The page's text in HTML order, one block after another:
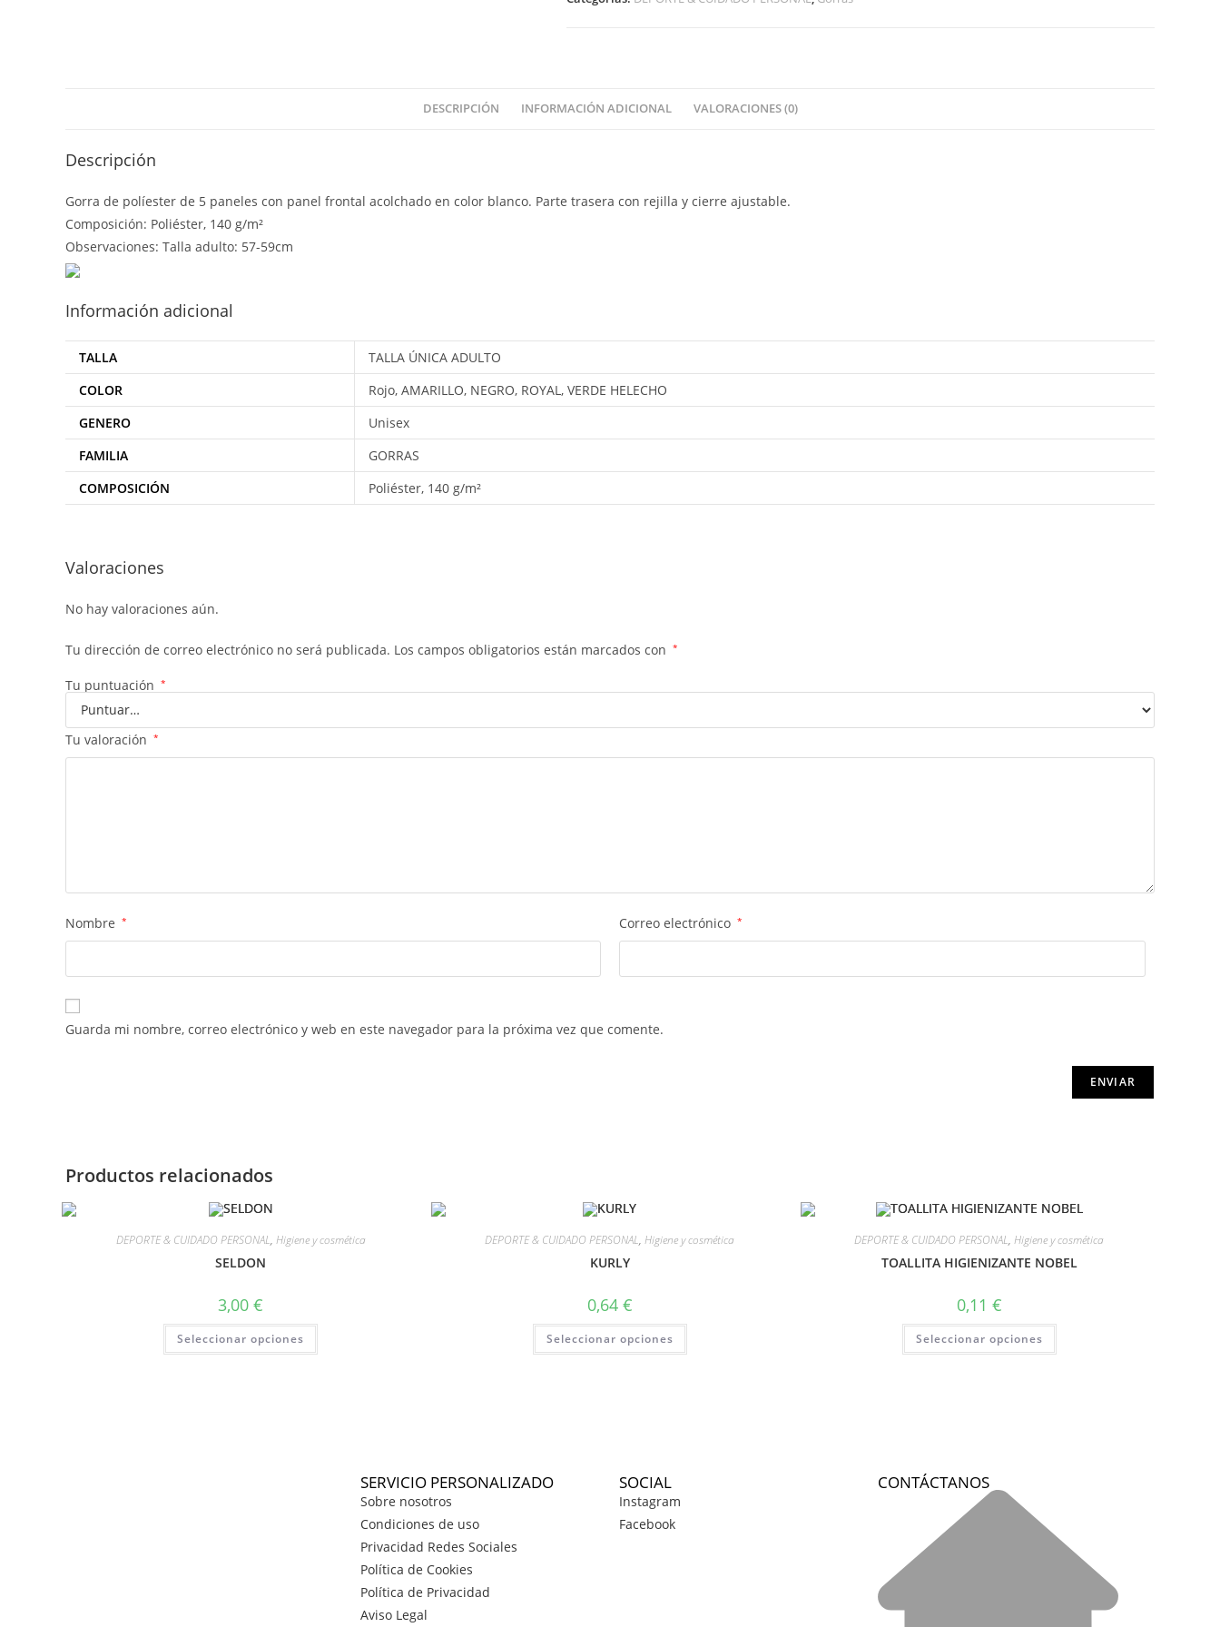
DESCRIPCIÓN INFORMACIÓN ADICIONAL VALORACIONES (0)
Descripción
Gorra de políester de 5 paneles con panel frontal acolchado en color blanco. Parte trasera con rejilla y cierre ajustable.
Composición: Poliéster, 140 g/m²
Observaciones: Talla adulto: 57-59cm
Información adicional
TALLA
TALLA ÚNICA ADULTO
COLOR
Rojo, AMARILLO, NEGRO, ROYAL, VERDE HELECHO
GENERO
Unisex
FAMILIA
GORRAS
COMPOSICIÓN
Poliéster, 140 g/m²
Valoraciones
No hay valoraciones aún.
Tu dirección de correo electrónico no será publicada. Los campos obligatorios están marcados con *
Tu puntuación *
Tu valoración *
Nombre * Correo electrónico *
Guarda mi nombre, correo electrónico y web en este navegador para la próxima vez que comente.
Productos relacionados
DEPORTE & CUIDADO PERSONAL, Higiene y cosmética
SELDON
3,00€
Seleccionar opciones
DEPORTE & CUIDADO PERSONAL,Higiene y cosmética
KURLY
0,64 €
Seleccionar opciones
DEPORTE & CUIDADO PERSONAL,Higiene y cosmética
TOALLITA HIGIENIZANTE NOBEL
0,11 €
Seleccionar opciones
SERVICIO PERSONALIZADO
Sobre nosotros
Condiciones de uso
Privacidad Redes Sociales
Política de Cookies
Política de Privacidad
Aviso Legal
SOCIAL
Instagram
Facebook
CONTÁCTANOS